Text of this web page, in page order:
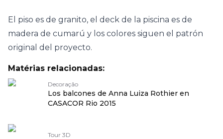
El piso es de granito, el deck de la piscina es de
madera de cumarú y los colores siguen el patrón
original del proyecto.
Matérias relacionadas:
Decoração
Los balcones de Anna Luiza Rothier en
CASACOR Rio 2015
Tour 3D